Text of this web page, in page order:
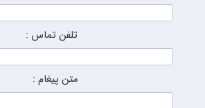
تلفن تماس :
متن پیغام :